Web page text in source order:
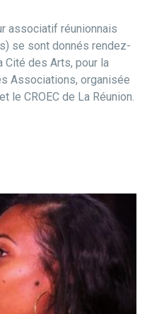
associatif réunionnais
se sont donnés rendez-
Cité des Arts, pour la
Associations, organisée
le CROEC de La Réunion.